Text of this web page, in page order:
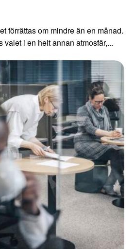
förrättas om mindre än en månad.
valet i en helt annan atmosfär,...